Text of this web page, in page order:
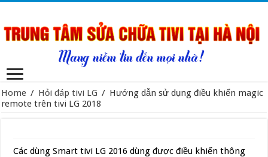
Home / Hỏi đáp tivi LG / Hướng dẫn sử dụng điều khiển magic
remote trên tivi LG 2018
Các dùng Smart tivi LG 2016 dùng được điều khiển thông